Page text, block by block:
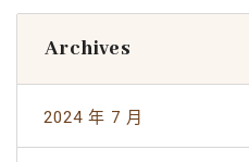
Archives
2024 年 7 月